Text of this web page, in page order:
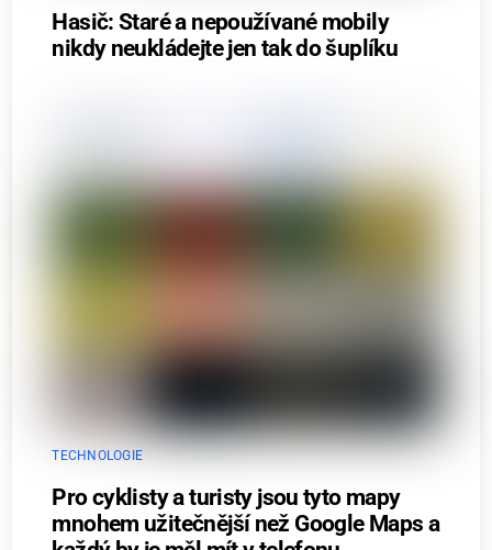
Hasič: Staré a nepoužívané mobily
nikdy neukládejte jen tak do šuplíku
TECHNOLOGIE
Pro cyklisty a turisty jsou tyto mapy
mnohem užitečnější než Google Maps a